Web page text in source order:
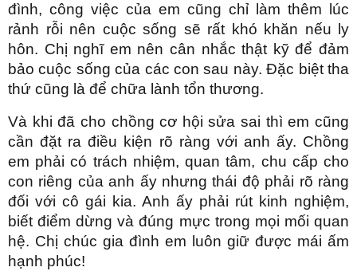
đình, công việc của em cũng chỉ làm thêm lúc
rảnh rỗi nên cuộc sống sẽ rất khó khăn nếu ly
hôn. Chị nghĩ em nên cân nhắc thật kỹ để đảm
bảo cuộc sống của các con sau này. Đặc biệt tha
thứ cũng là để chữa lành tổn thương.
Và khi đã cho chồng cơ hội sửa sai thì em cũng
cần đặt ra điều kiện rõ ràng với anh ấy. Chồng
em phải có trách nhiệm, quan tâm, chu cấp cho
con riêng của anh ấy nhưng thái độ phải rõ ràng
đối với cô gái kia. Anh ấy phải rút kinh nghiệm,
biết điểm dừng và đúng mực trong mọi mối quan
hệ. Chị chúc gia đình em luôn giữ được mái ấm
hạnh phúc!